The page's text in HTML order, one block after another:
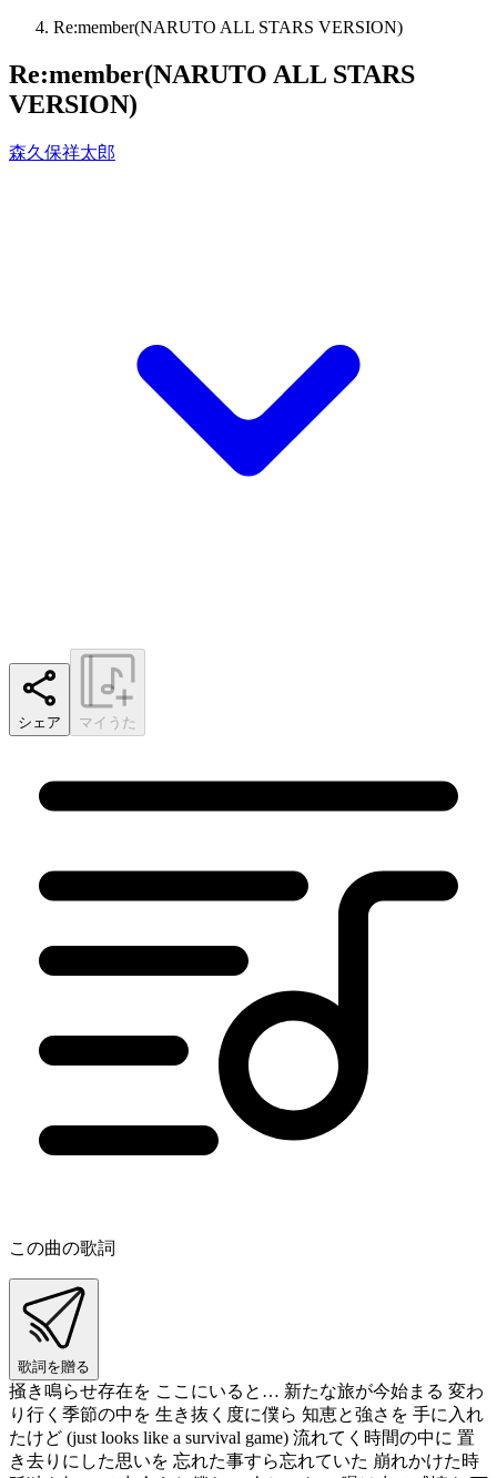
Re:member(NARUTO ALL STARS VERSION)
Re:member(NARUTO ALL STARS
VERSION)
森久保祥太郎
シェア マイうた
この曲の歌詞
歌詞を贈る
掻き鳴らせ存在を ここにいると… 新たな旅が今始まる 変わ
り行く季節の中を 生き抜く度に僕ら 知恵と強さを 手に入れ
たけど (just looks like a survival game) 流れてく時間の中に 置
き去りにした思いを 忘れた事すら忘れていた 崩れかけた時